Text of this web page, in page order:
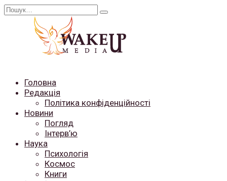
Перейти
Search
Головна
Редакція
Політика конфіденційності
Новини
Погляд
Інтерв’ю
Наука
Психологія
Космос
Книги